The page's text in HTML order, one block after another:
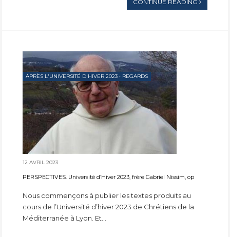
CONTINUE READING
APRÈS L'UNIVERSITÉ D'HIVER 2023 • REGARDS
12 AVRIL 2023
PERSPECTIVES. Université d’Hiver 2023, frère Gabriel Nissim, op
Nous commençons à publier les textes produits au
cours de l’Université d’hiver 2023 de Chrétiens de la
Méditerranée à Lyon. Et...